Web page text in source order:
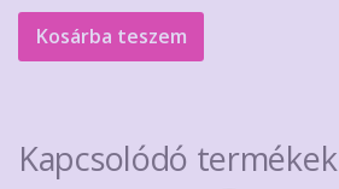
Kosárba teszem
Kapcsolódó termékek